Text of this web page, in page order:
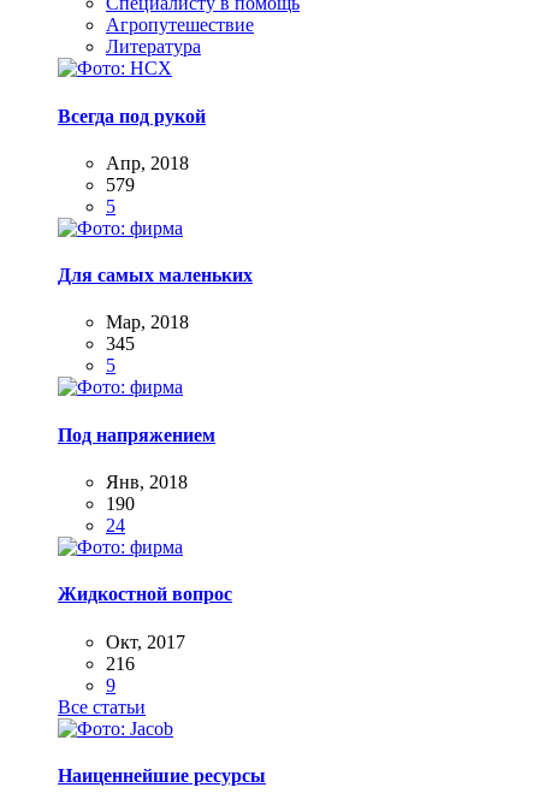
Агропутешествие
Литература
Всегда под рукой
Апр, 2018
579
5
Для самых маленьких
Мар, 2018
345
5
Под напряжением
Янв, 2018
190
24
Жидкостной вопрос
Окт, 2017
216
9
Все статьи
Наиценнейшие ресурсы